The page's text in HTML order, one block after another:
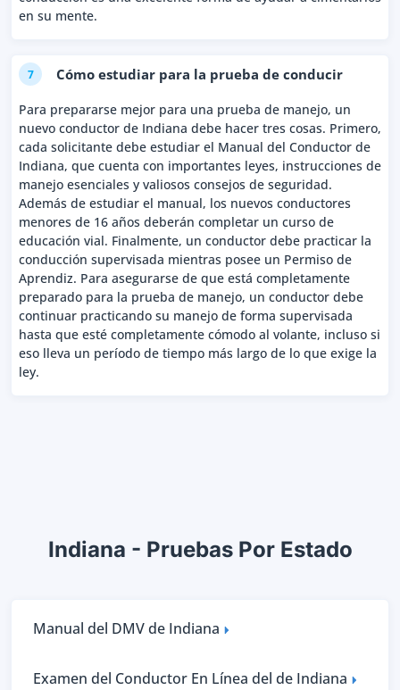
en su mente.
7 Cómo estudiar para la prueba de conducir
Para prepararse mejor para una prueba de manejo, un
nuevo conductor de Indiana debe hacer tres cosas. Primero,
cada solicitante debe estudiar el Manual del Conductor de
Indiana, que cuenta con importantes leyes, instrucciones de
manejo esenciales y valiosos consejos de seguridad.
Además de estudiar el manual, los nuevos conductores
menores de 16 años deberán completar un curso de
educación vial. Finalmente, un conductor debe practicar la
conducción supervisada mientras posee un Permiso de
Aprendiz. Para asegurarse de que está completamente
preparado para la prueba de manejo, un conductor debe
continuar practicando su manejo de forma supervisada
hasta que esté completamente cómodo al volante, incluso si
eso lleva un período de tiempo más largo de lo que exige la
ley.
Indiana - Pruebas Por Estado
Manual del DMV de Indiana
Examen del Conductor En Línea del de Indiana